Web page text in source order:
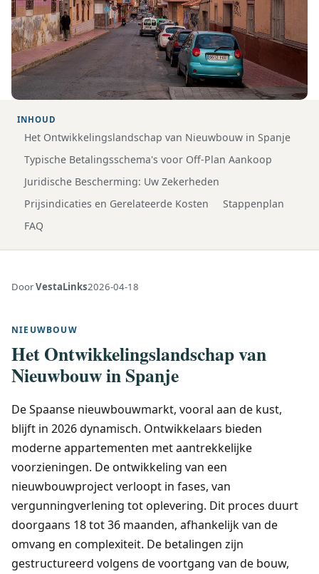
INHOUD
Het Ontwikkelingslandschap van Nieuwbouw in Spanje
Typische Betalingsschema's voor Off-Plan Aankoop
Juridische Bescherming: Uw Zekerheden
Prijsindicaties en Gerelateerde Kosten
Stappenplan
FAQ
DoorVestaLinks2026-04-18
NIEUWBOUW
Het Ontwikkelingslandschap van
Nieuwbouw in Spanje
De Spaanse nieuwbouwmarkt, vooral aan de kust,
blijft in 2026 dynamisch. Ontwikkelaars bieden
moderne appartementen met aantrekkelijke
voorzieningen. De ontwikkeling van een
nieuwbouwproject verloopt in fases, van
vergunningverlening tot oplevering. Dit proces duurt
doorgaans 18 tot 36 maanden, afhankelijk van de
omvang en complexiteit. De betalingen zijn
gestructureerd volgens de voortgang van de bouw,